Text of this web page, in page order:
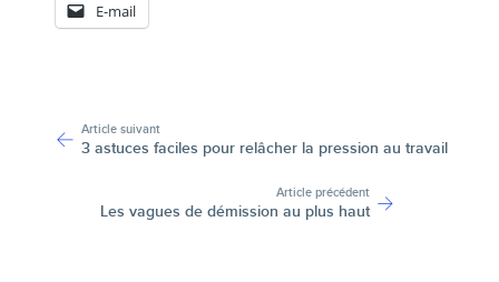
E-mail
Article suivant
3 astuces faciles pour relâcher la pression au travail
Article précédent
Les vagues de démission au plus haut